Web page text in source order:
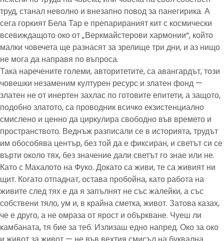
труд, станал неволно и внезапно повод за панегирика. А
сега горкият Бела Тар е препарираният кит с космически
всевиждащото око от „Веркмайстерови хармонии“, който
малки човечета ще разнасят за зрелище три дни, и аз нищо
не мога да направя по въпроса.
Така наречените големи, авторитетите, са авангардът, този
човешки незаменим културен ресурс и златен фонд —
златен не от инертен захлас по готовите епитети, а защото,
подобно златото, са проводник всичко екзистенциално
смислено и ценно да циркулира свободно във времето и
пространството. Веднъж разписали се в историята, трудът
им обособява център, без той да е фиксиран, и светът си се
върти около тях, без значение дали светът го знае или не.
Като с Махалото на Фуко. Докато са живи, те са живият ни
щит. Когато отпаднат, остава пробойна, като работа на
живите след тях е да я запълнят не със жалейки, а със
собствени тяло, ум и, в крайна сметка, живот. Затова казах,
че е друго, а не омраза от ярост и объркване. Чуеш ли
камбаната, тя бие за теб. Излизаш едно напред. Око за око